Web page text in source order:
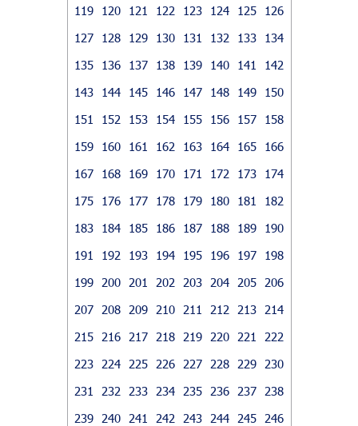
119
120 121 122 123 124 125
126
127
128 129 130 131 132 133
134
135
136 137 138 139 140 141
142
143
144 145 146 147 148 149
150
151
152 153 154 155 156 157
158
159
160 161 162 163 164 165
166
167
168 169 170 171 172 173
174
175
176 177 178 179 180 181
182
183
184 185 186 187 188 189
190
191
192 193 194 195 196 197
198
199
200 201 202 203 204 205
206
207
208 209 210 211 212 213
214
215
216 217 218 219 220 221
222
223
224 225 226 227 228 229
230
231
232 233 234 235 236 237
238
239
240 241 242 243 244 245
246